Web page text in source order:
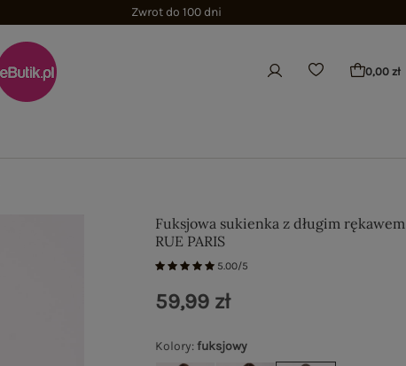
Zwrot do 100 dni
0,00 zł
Fuksjowa sukienka z długim rękawem
RUE PARIS
5.00/5
Kolory:fuksjowy
59,99 zł